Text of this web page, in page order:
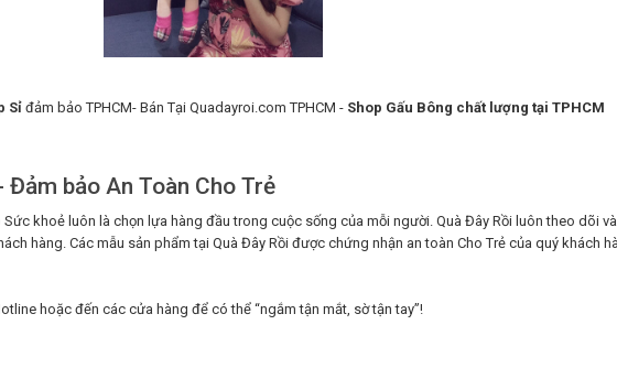
Sỉ đảm bảo TPHCM- Bán Tại Quadayroi.com TPHCM - Shop Gấu Bông chất lượng tại TPHCM
bảo An Toàn Cho Trẻ
khoẻ luôn là chọn lựa hàng đầu trong cuộc sống của mỗi người. Quà Đây Rồi luôn theo dõi
hàng. Các mẫu sản phẩm tại Quà Đây Rồi được chứng nhận an toàn Cho Trẻ của quý khách
hoặc đến các cửa hàng để có thể “ngắm tận mắt, sờ tận tay”!